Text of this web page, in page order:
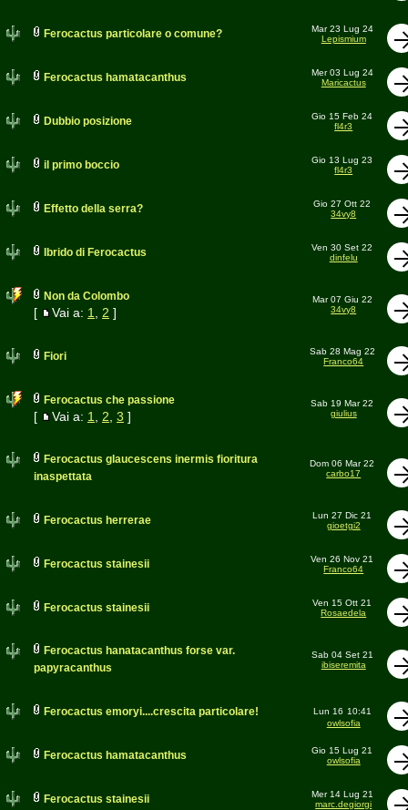
Ferocactus particolare o comune?
Mar 23 Lug 24
Lepismium
Ferocactus hamatacanthus
Mer 03 Lug 24
Maricactus
Dubbio posizione
Gio 15 Feb 24
fl4r3
il primo boccio
Gio 13 Lug 23
fl4r3
Effetto della serra?
Gio 27 Ott 22
34vy8
Ibrido di Ferocactus
Ven 30 Set 22
dinfelu
Non da Colombo
[ Vai a: 1 2 ]
Mar 07 Giu 22
34vy8
Fiori
Sab 28 Mag 22
Franco64
Ferocactus che passione
[ Vai a: 1 2 3 ]
Sab 19 Mar 22
giulius
Ferocactus glaucescens inermis fioritura
inaspettata
Dom 06 Mar 22
carbo17
Ferocactus herrerae
Lun 27 Dic 21
gioetgi2
Ferocactus stainesii
Ven 26 Nov 21
Franco64
Ferocactus stainesii
Ven 15 Ott 21
Rosaedela
Ferocactus hanatacanthus forse var.
papyracanthus
Sab 04 Set 21
ibiseremita
Ferocactus emoryi....crescita particolare! Lun 16 10:41
owlsofia
Ferocactus hamatacanthus
Gio 15 Lug 21
owlsofia
Ferocactus stainesii
Mer 14 Lug 21
marc.degiorgi